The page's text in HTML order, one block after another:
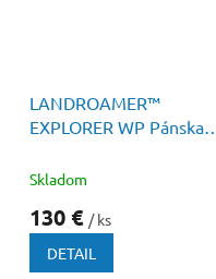
LANDROAMER™
EXPLORER WP Pánska
Skladom
130 € / ks
DETAIL